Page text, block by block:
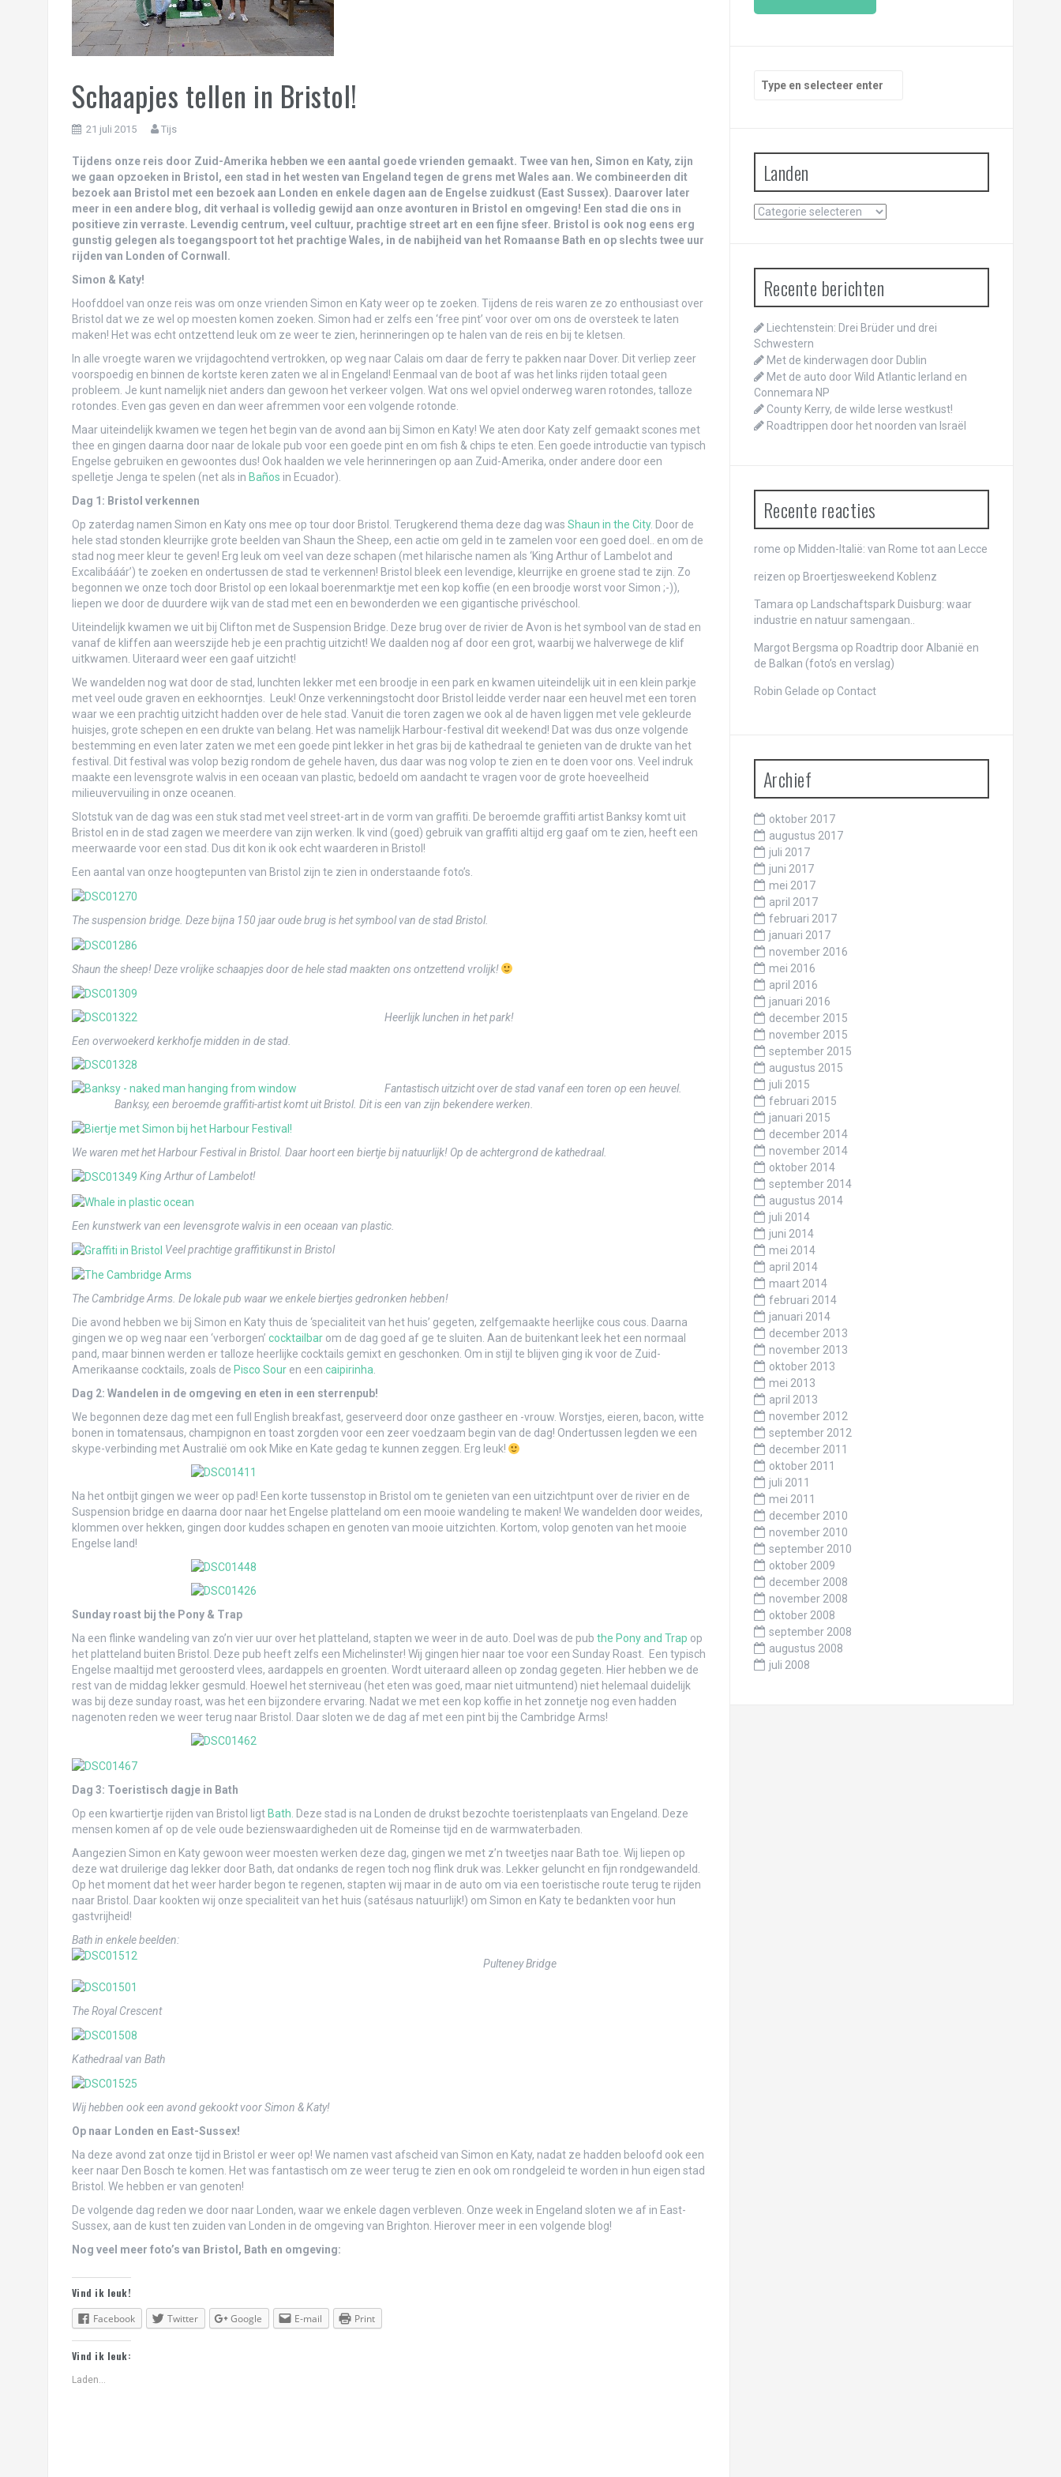
Reisfilmpje Caribisch Colombia!
New York! Concrete jungle where dreams are made of…
Reisfilmpje Panama!
Ciao ciao principessa! Terugblik op de vijf mooiste trips met de MiTo!
One day in Chicago, the Windy City!
Landschaftspark Duisburg: waar industrie en natuur samengaan..
Liefs uit Londen…
Schaapjes tellen in Bristol!
Carnaval in Rio de Janeiro én Oeteldonk!
Oh Rio, Cidade Maravilhosa!
Paradijselijk Paraty (of Pa’nat’y?)
Het monster Sao Paulo
Iguazú: daar zagen we heel veel water vallen
Te amamos, Buenos Aires (deel 2)…
We <3 Buenos Aires, deel 1
Hoe we onze tanden in Uruguay hebben gezet
Puerto Madryn-guïn
Ushuaia: niet het einde van de wereld!
Perito Moreno: waar we t ijs bewonderen!
Patagonieuwjaar in Torres del Paine!
Kerst in Pucón: de boom in, de vulkaan op en het vliegtuig uit…
Feliz navidad!
Oh Valparaíso, met je ongekamde haren!
Santiago with legs
Genieten met volle teugen van Mendoza en Malbec
Córdoba
Uitsteakend Salta: “welcome back to civilisation!”
Op weg naar Atacama… of toch gewoon reizen over een andere planeet?
Sucre: Jacq op reis, zonder Tijs!
Door de Sacred Valley naar Machu Picchu
Arequipa: culinair genieten, condors & Colca Canyon
Zandhappen in Huacachina
2000 kilometer onderweg naar Lima
Baños: schommelen, watervallen en door de lucht zweven
Avonturen in de Andes
Galápagos: Santa Cruz en de nagedachtenis aan Lonesome George
Galápagos: Isabela’s boobies on the beach
Grandioos genieten op groots Galápagos: Isla San Cristóbal
Quito en even naar de evenaar!
Otavalo: waar alles te koop is op de markt
La ciudad blanca Popayán
Koffie en giga-palmbomen… Salento!
Bibberen in Bogotá
San Gil & Villa de Leyva
Tayrona National Park: afscheid van de Caribbean
Genieten in kleurrijk Cartagena
San Blastic Fantastic & Capurganá
Panama-City
Aankomst in Panama en Isla Contadora
De laatste dagen in Den Dungen
Voorpret Brazilië
Broertjesweekend Koblenz
Voorpret Paraguay
Reis in voorbereiding
Voorpret Uruguay
Voorpret Peru
Voorpret Panama
Wales – Snowdonia National Park: verslag & foto’s
Voorpret Chili
Roadtrip door Albanië en de Balkan (foto’s en verslag)
Voorpret Colombia
Voorpret Argentinië
Naar Ohio met Sogeti
Voorpret Bolivia
Lille: verslag en foto’s!
Schaapjes tellen in Bristol!
21 juli 2015 Tijs
Tijdens onze reis door Zuid-Amerika hebben we een aantal goede vrienden gemaakt. Twee van hen, Simon en Katy, zijn
we gaan opzoeken in Bristol, een stad in het westen van Engeland tegen de grens met Wales aan. We combineerden dit
bezoek aan Bristol met een bezoek aan Londen en enkele dagen aan de Engelse zuidkust (East Sussex). Daarover later
meer in een andere blog, dit verhaal is volledig gewijd aan onze avonturen in Bristol en omgeving! Een stad die ons in
positieve zin verraste. Levendig centrum, veel cultuur, prachtige street art en een fijne sfeer. Bristol is ook nog eens erg
gunstig gelegen als toegangspoort tot het prachtige Wales, in de nabijheid van het Romaanse Bath en op slechts twee uur
rijden van Londen of Cornwall.
Simon & Katy!
Hoofddoel van onze reis was om onze vrienden Simon en Katy weer op te zoeken. Tijdens de reis waren ze zo enthousiast over
Bristol dat we ze wel op moesten komen zoeken. Simon had er zelfs een ‘free pint’ voor over om ons de oversteek te laten
maken! Het was echt ontzettend leuk om ze weer te zien, herinneringen op te halen van de reis en bij te kletsen.
In alle vroegte waren we vrijdagochtend vertrokken, op weg naar Calais om daar de ferry te pakken naar Dover. Dit verliep zeer
voorspoedig en binnen de kortste keren zaten we al in Engeland! Eenmaal van de boot af was het links rijden totaal geen
probleem. Je kunt namelijk niet anders dan gewoon het verkeer volgen. Wat ons wel opviel onderweg waren rotondes, talloze
rotondes. Even gas geven en dan weer afremmen voor een volgende rotonde.
Maar uiteindelijk kwamen we tegen het begin van de avond aan bij Simon en Katy! We aten door Katy zelf gemaakt scones met
thee en gingen daarna door naar de lokale pub voor een goede pint en om fish & chips te eten. Een goede introductie van typisch
Engelse gebruiken en gewoontes dus! Ook haalden we vele herinneringen op aan Zuid-Amerika, onder andere door een
spelletje Jenga te spelen (net als in Baños in Ecuador).
Dag 1: Bristol verkennen
Op zaterdag namen Simon en Katy ons mee op tour door Bristol. Terugkerend thema deze dag was Shaun in the City. Door de
hele stad stonden kleurrijke grote beelden van Shaun the Sheep, een actie om geld in te zamelen voor een goed doel.. en om de
stad nog meer kleur te geven! Erg leuk om veel van deze schapen (met hilarische namen als ‘King Arthur of Lambelot and
Excalibááár’) te zoeken en ondertussen de stad te verkennen! Bristol bleek een levendige, kleurrijke en groene stad te zijn. Zo
begonnen we onze toch door Bristol op een lokaal boerenmarktje met een kop koffie (en een broodje worst voor Simon ;-)),
liepen we door de duurdere wijk van de stad met een en bewonderden we een gigantische privéschool.
Uiteindelijk kwamen we uit bij Clifton met de Suspension Bridge. Deze brug over de rivier de Avon is het symbool van de stad en
vanaf de kliffen aan weerszijde heb je een prachtig uitzicht! We daalden nog af door een grot, waarbij we halverwege de klif
uitkwamen. Uiteraard weer een gaaf uitzicht!
We wandelden nog wat door de stad, lunchten lekker met een broodje in een park en kwamen uiteindelijk uit in een klein parkje
met veel oude graven en eekhoorntjes. Leuk! Onze verkenningstocht door Bristol leidde verder naar een heuvel met een toren
waar we een prachtig uitzicht hadden over de hele stad. Vanuit die toren zagen we ook al de haven liggen met vele gekleurde
huisjes, grote schepen en een drukte van belang. Het was namelijk Harbour-festival dit weekend! Dat was dus onze volgende
bestemming en even later zaten we met een goede pint lekker in het gras bij de kathedraal te genieten van de drukte van het
festival. Dit festival was volop bezig rondom de gehele haven, dus daar was nog volop te zien en te doen voor ons. Veel indruk
maakte een levensgrote walvis in een oceaan van plastic, bedoeld om aandacht te vragen voor de grote hoeveelheid
milieuvervuiling in onze oceanen.
Slotstuk van de dag was een stuk stad met veel street-art in de vorm van graffiti. De beroemde graffiti artist Banksy komt uit
Bristol en in de stad zagen we meerdere van zijn werken. Ik vind (goed) gebruik van graffiti altijd erg gaaf om te zien, heeft een
meerwaarde voor een stad. Dus dit kon ik ook echt waarderen in Bristol!
Een aantal van onze hoogtepunten van Bristol zijn te zien in onderstaande foto’s.
The suspension bridge. Deze bijna 150 jaar oude brug is het symbool van de stad Bristol.
Shaun the sheep! Deze vrolijke schaapjes door de hele stad maakten ons ontzettend vrolijk!
Heerlijk lunchen in het park!
Een overwoekerd kerkhofje midden in de stad.
Fantastisch uitzicht over de stad vanaf een toren op een heuvel.
Banksy, een beroemde graffiti-artist komt uit Bristol. Dit is een van zijn bekendere werken.
We waren met het Harbour Festival in Bristol. Daar hoort een biertje bij natuurlijk! Op de achtergrond de kathedraal.
King Arthur of Lambelot!
Een kunstwerk van een levensgrote walvis in een oceaan van plastic.
Veel prachtige graffitikunst in Bristol
The Cambridge Arms. De lokale pub waar we enkele biertjes gedronken hebben!
Die avond hebben we bij Simon en Katy thuis de ‘specialiteit van het huis’ gegeten, zelfgemaakte heerlijke cous cous. Daarna
gingen we op weg naar een ‘verborgen’ cocktailbarom de dag goed af ge te sluiten. Aan de buitenkant leek het een normaal
pand, maar binnen werden er talloze heerlijke cocktails gemixt en geschonken. Om in stijl te blijven ging ik voor de Zuid-
Amerikaanse cocktails, zoals de Pisco Souren een caipirinha.
Dag 2: Wandelen in de omgeving en eten in een sterrenpub!
We begonnen deze dag met een full English breakfast, geserveerd door onze gastheer en -vrouw. Worstjes, eieren, bacon, witte
bonen in tomatensaus, champignon en toast zorgden voor een zeer voedzaam begin van de dag! Ondertussen legden we een
skype-verbinding met Australië om ook Mike en Kate gedag te kunnen zeggen. Erg leuk!
Na het ontbijt gingen we weer op pad! Een korte tussenstop in Bristol om te genieten van een uitzichtpunt over de rivier en de
Suspension bridge en daarna door naar het Engelse platteland om een mooie wandeling te maken! We wandelden door weides,
klommen over hekken, gingen door kuddes schapen en genoten van mooie uitzichten. Kortom, volop genoten van het mooie
Engelse land!
Sunday roast bij the Pony & Trap
Na een flinke wandeling van zo’n vier uur over het platteland, stapten we weer in de auto. Doel was de pub the Pony and Trap op
het platteland buiten Bristol. Deze pub heeft zelfs een Michelinster! Wij gingen hier naar toe voor een Sunday Roast. Een typisch
Engelse maaltijd met geroosterd vlees, aardappels en groenten. Wordt uiteraard alleen op zondag gegeten. Hier hebben we de
rest van de middag lekker gesmuld. Hoewel het sterniveau (het eten was goed, maar niet uitmuntend) niet helemaal duidelijk
was bij deze sunday roast, was het een bijzondere ervaring. Nadat we met een kop koffie in het zonnetje nog even hadden
nagenoten reden we weer terug naar Bristol. Daar sloten we de dag af met een pint bij the Cambridge Arms!
Dag 3: Toeristisch dagje in Bath
Op een kwartiertje rijden van Bristol ligt Bath . Deze stad is na Londen de drukst bezochte toeristenplaats van Engeland. Deze
mensen komen af op de vele oude bezienswaardigheden uit de Romeinse tijd en de warmwaterbaden.
Aangezien Simon en Katy gewoon weer moesten werken deze dag, gingen we met z’n tweetjes naar Bath toe. Wij liepen op
deze wat druilerige dag lekker door Bath, dat ondanks de regen toch nog flink druk was. Lekker geluncht en fijn rondgewandeld.
Op het moment dat het weer harder begon te regenen, stapten wij maar in de auto om via een toeristische route terug te rijden
naar Bristol. Daar kookten wij onze specialiteit van het huis (satésaus natuurlijk!) om Simon en Katy te bedankten voor hun
gastvrijheid!
Bath in enkele beelden:
Pulteney Bridge
The Royal Crescent
Kathedraal van Bath
Wij hebben ook een avond gekookt voor Simon & Katy!
Op naar Londen en East-Sussex!
Na deze avond zat onze tijd in Bristol er weer op! We namen vast afscheid van Simon en Katy, nadat ze hadden beloofd ook een
keer naar Den Bosch te komen. Het was fantastisch om ze weer terug te zien en ook om rondgeleid te worden in hun eigen stad
Bristol. We hebben er van genoten!
De volgende dag reden we door naar Londen, waar we enkele dagen verbleven. Onze week in Engeland sloten we af in East-
Sussex, aan de kust ten zuiden van Londen in de omgeving van Brighton. Hierover meer in een volgende blog!
Nog veel meer foto’s van Bristol, Bath en omgeving:
Vind ik leuk!
Facebook
Twitter Google E-mail Print
Vind ik leuk:
Laden…
naar:
Landen
Landen
Recente berichten
Liechtenstein: Drei Brüder und drei
Schwestern
Met de kinderwagen door Dublin
Met de auto door Wild Atlantic Ierland en
Connemara NP
County Kerry, de wilde Ierse westkust!
Roadtrippen door het noorden van Israël
Recente reacties
rome op Midden-Italië: van Rome tot aan Lecce
reizen op Broertjesweekend Koblenz
Tamara op
Landschaftspark Duisburg: waar
industrie en natuur samengaan..
Margot Bergsma op Roadtrip door Albanië en
de Balkan (foto’s en verslag)
Robin Gelade op Contact
Archief
oktober 2017
augustus 2017
juli 2017
juni 2017
mei 2017
april 2017
februari 2017
januari 2017
november 2016
mei 2016
april 2016
januari 2016
december 2015
november 2015
september 2015
augustus 2015
juli 2015
februari 2015
januari 2015
december 2014
november 2014
oktober 2014
september 2014
augustus 2014
juli 2014
juni 2014
mei 2014
april 2014
maart 2014
februari 2014
januari 2014
december 2013
november 2013
oktober 2013
mei 2013
april 2013
november 2012
september 2012
december 2011
oktober 2011
juli 2011
mei 2011
december 2010
november 2010
september 2010
oktober 2009
december 2008
november 2008
oktober 2008
september 2008
augustus 2008
juli 2008